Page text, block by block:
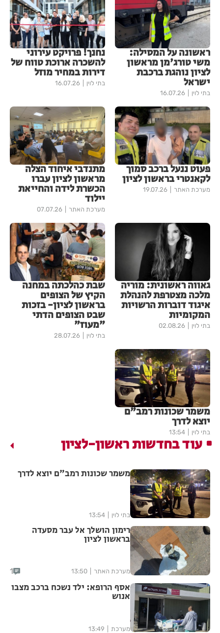
ראשונה על המסילה:
משי טורג'מן מראשון
לציון נוהגת ברכבת
ישראל
בתי לוין 16.07.26
נחנך! פרויקט עירוני
להשכרה ארוכת טווח של
דירות במחיר מוזל
בתי לוין 16.07.26
פעוט ננעל ברכב סמוך
לקאנטרי בראשון לציון
מערכת האתר 19.07.26
מתנדבי איחוד הצלה
מראשון לציון עברו
הכשרת לידה והחייאת
יילוד
מערכת האתר 07.07.26
גאווה ראשונית: מוריה
מלכה מצטרפת להנהלת
איגוד דוברות הרשויות
המקומיות
בתי לוין 02.08.26
שבת כהלכתה במחנה
הקיץ של הצופים
בראשון לציון- בזכות
שבט הצופים הדתי
"מעוז"
בתי לוין 28.07.26
משמר שכונות רמב"ם
יוצא לדרך
בתי לוין 13:54
עוד בחדשות ראשון-לציון
משמר שכונות רמב"ם יוצא לדרך
בתי לוין 13:54
רימון הושלך אל עבר מסעדה
בראשון לציון
מערכת האתר 13:50
1
אסף הרופא: ילד נשכח ברכב מצבו
אנוש
מערכת 13:49